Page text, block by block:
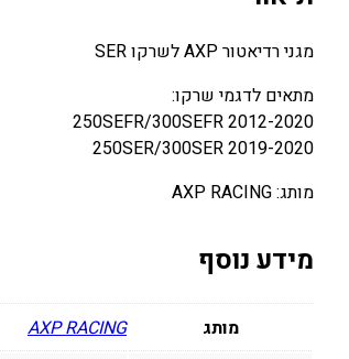
מגני רדיאטור AXP לשרקו SER
מתאים לדגמי שרקו:
2012-2020 250SEFR/300SEFR
2019-2020 250SER/300SER
מותג: AXP RACING
מידע נוסף
מותג
AXP RACING